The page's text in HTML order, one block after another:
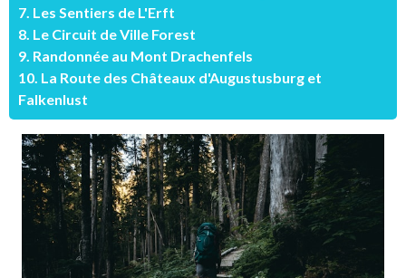
7. Les Sentiers de L'Erft
8. Le Circuit de Ville Forest
9. Randonnée au Mont Drachenfels
10. La Route des Châteaux d'Augustusburg et
Falkenlust